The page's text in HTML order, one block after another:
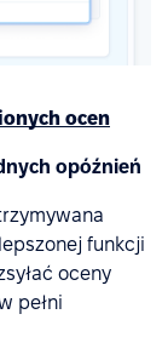
ocen
opóźnień
funkcji
oceny
pełni